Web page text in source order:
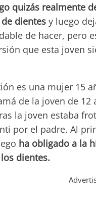
quizás realmente
dientes y luego
de hacer, pero
que esta joven
es una mujer 15
de la joven de
la joven estaba
por el padre. Al
ha obligado a la
dientes.